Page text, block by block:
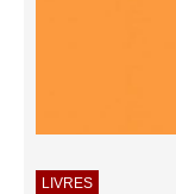
LIVRES